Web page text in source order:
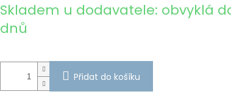
cena:
Skladem u dodavatele: obvyklá
dnů
Přidat do košíku